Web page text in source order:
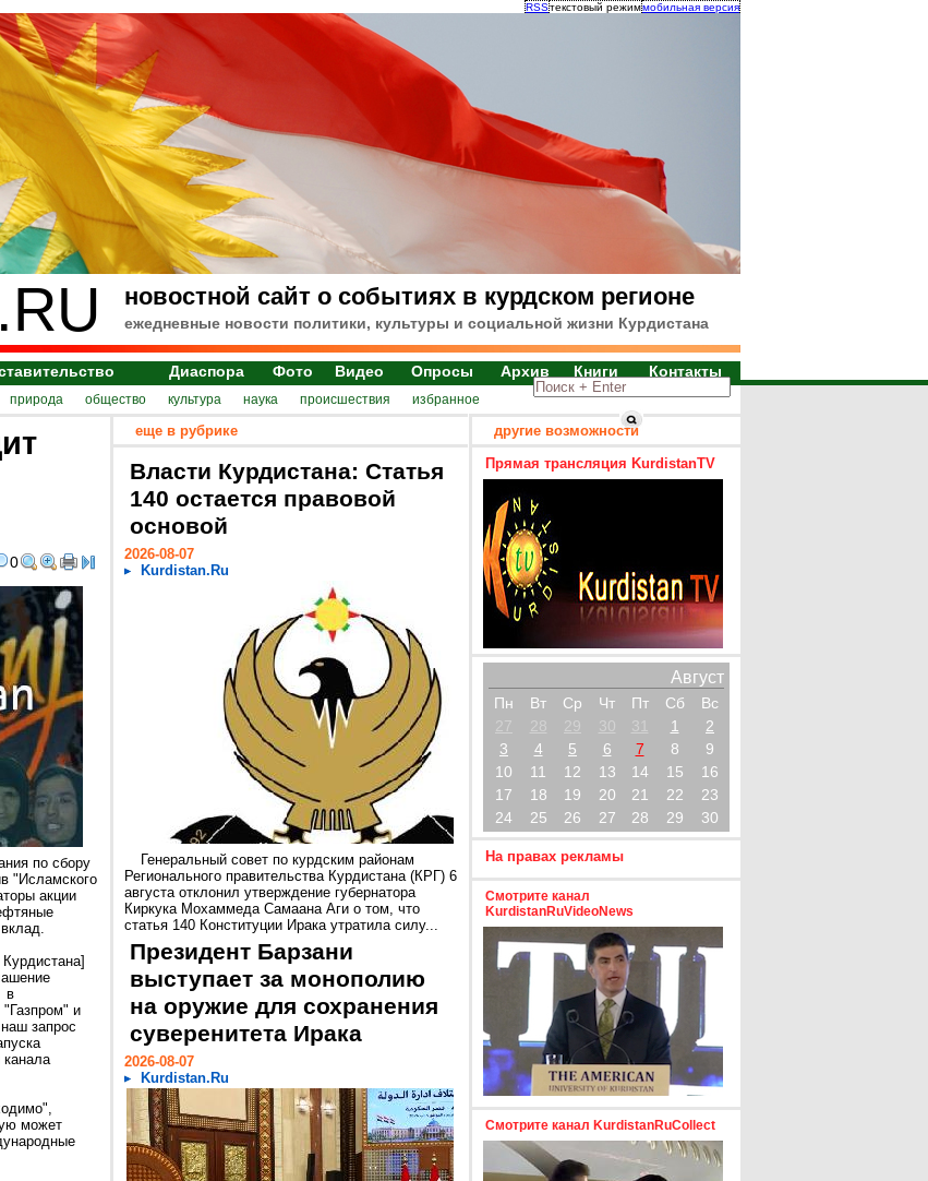
RSSтекстовый режиммобильная версия
новостной сайт о событиях в курдском регионе
ежедневные новости политики, культуры и социальной жизни Курдистана
Диаспора Фото Видео Опросы Архив Книги Контакты
природа общество культура наука происшествия избранное
0
по сбору
"Исламского
акции
в
и
запрос
может
еще в рубрике
Власти Курдистана: Статья
140 остается правовой
основой
2026-08-07
Kurdistan.Ru
Генеральный совет по курдским районам
Регионального правительства Курдистана (КРГ) 6
августа отклонил утверждение губернатора
Киркука Мохаммеда Самаана Аги о том, что
статья 140 Конституции Ирака утратила силу...
Президент Барзани
выступает за монополию
на оружие для сохранения
суверенитета Ирака
2026-08-07
Kurdistan.Ru
другие возможности
Прямая трансляция KurdistanTV
Август
Пн Вт Ср Чт Пт Сб
Вс
27
28 29 30 31 1
2
3
4 5 6 7 8
9
10
11 12 13 14 15
16
17
18 19 20 21 22
23
24
25 26 27 28 29 30
На правах рекламы
Смотрите канал
KurdistanRuVideoNews
Смотрите канал KurdistanRuCollect